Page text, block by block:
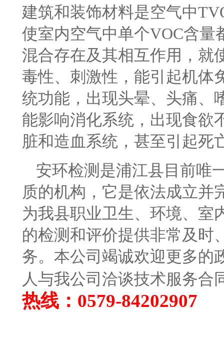
建筑和装饰材料是空气中
使室内空气中单个VOC含量
混合存在及其相互作用，就
毒性、刺激性，能引起机体
统功能，出现头晕、头痛、
能影响消化系统，出现食欲
脏和造血系统，甚至引起死
安环检测是浦江县目前唯
质的机构，它是依法成立并
为我县职业卫生、环境、室
的检测和评价提供非常及时
务。本公司竭诚欢迎更多的
人与我公司洽谈技术服务
热线：0579-84202907